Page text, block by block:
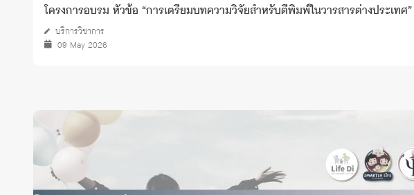
โครงการอบรม หัวข้อ “การเตรียมบทความวิจัยสำหรับตีพิมพ์ในวารสารต่างประเทศ”
บริการวิชาการ
09 May 2026